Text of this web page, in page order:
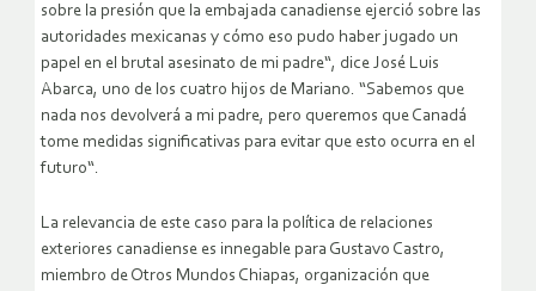
sobre la presión que la embajada canadiense ejerció sobre las
autoridades mexicanas y cómo eso pudo haber jugado un
papel en el brutal asesinato de mi padre“, dice José Luis
Abarca, uno de los cuatro hijos de Mariano. “Sabemos que
nada nos devolverá a mi padre, pero queremos que Canadá
tome medidas significativas para evitar que esto ocurra en el
futuro“.
La relevancia de este caso para la política de relaciones
exteriores canadiense es innegable para Gustavo Castro,
miembro de Otros Mundos Chiapas, organización que